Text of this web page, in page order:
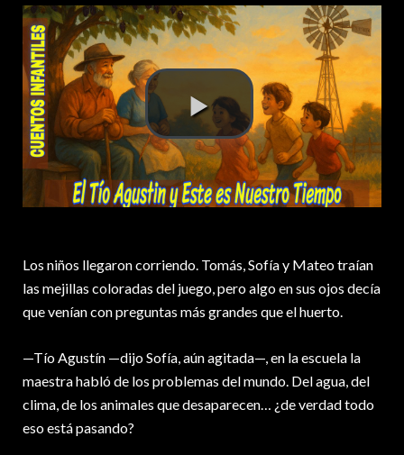
Los niños llegaron corriendo. Tomás, Sofía y Mateo traían
las mejillas coloradas del juego, pero algo en sus ojos decía
que venían con preguntas más grandes que el huerto.
—Tío Agustín —dijo Sofía, aún agitada—, en la escuela la
maestra habló de los problemas del mundo. Del agua, del
clima, de los animales que desaparecen… ¿de verdad todo
eso está pasando?